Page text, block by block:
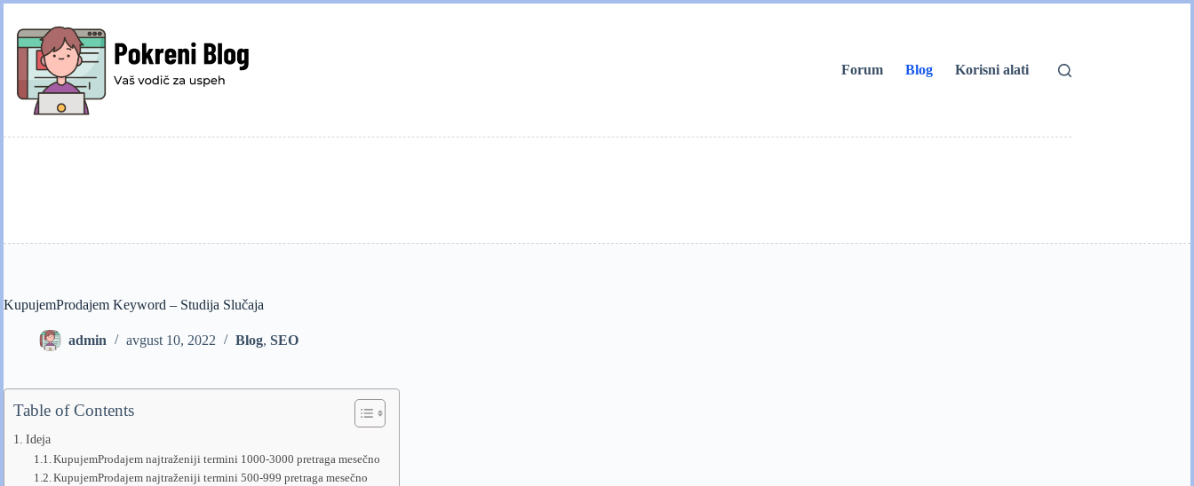
content
Forum
Blog Korisni alati
KupujemProdajem Keyword – Studija Slučaja
admin avgust 10, 2022 Blog, SEO
Table of Contents
Ideja
KupujemProdajem najtraženiji termini 1000-3000 pretraga mesečno
KupujemProdajem najtraženiji termini 500-999 pretraga mesečno